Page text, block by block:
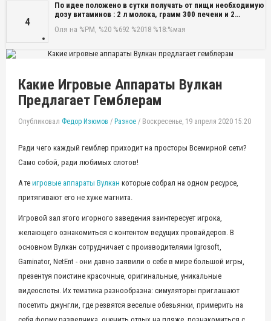
4
По идее положено в сутки получать от пищи необходимую
дозу витаминов : 2 л молока, грамм 300 печени и 2…
Оля на %PM, %20 %692 %2018 %18:%мая
Какие Игровые Аппараты Вулкан
Предлагает Гемблерам
Опубликовал Федор Изюмов / Разное / Воскресенье, 19 апреля 2020 15:20
Ради чего каждый гемблер приходит на просторы Всемирной сети?
Само собой, ради любимых слотов!
А те игровые аппараты Вулкан которые собрал на одном ресурсе,
притягивают его не хуже магнита.
Игровой зал этого игорного заведения заинтересует игрока,
желающего ознакомиться с контентом ведущих провайдеров. В
основном Вулкан сотрудничает с производителями Igrosoft,
Gaminator, NetEnt - они давно заявили о себе в мире большой игры,
презентуя поистине красочные, оригинальные, уникальные
видеослоты. Их тематика разнообразна: симуляторы приглашают
посетить джунгли, где резвятся веселые обезьянки, примерить на